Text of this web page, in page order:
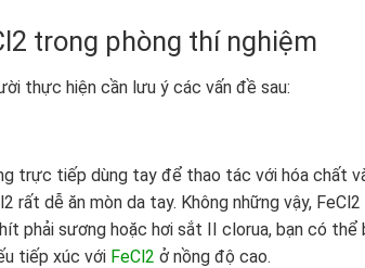
2 trong phòng thí nghiệm
thực hiện cần lưu ý các vấn đề sau:
trực tiếp dùng tay để thao tác với hóa chất
2 rất dễ ăn mòn da tay. Không những vậy, FeCl2
phải sương hoặc hơi sắt II clorua, bạn có thể
tiếp xúc với FeCl2 ở nồng độ cao.